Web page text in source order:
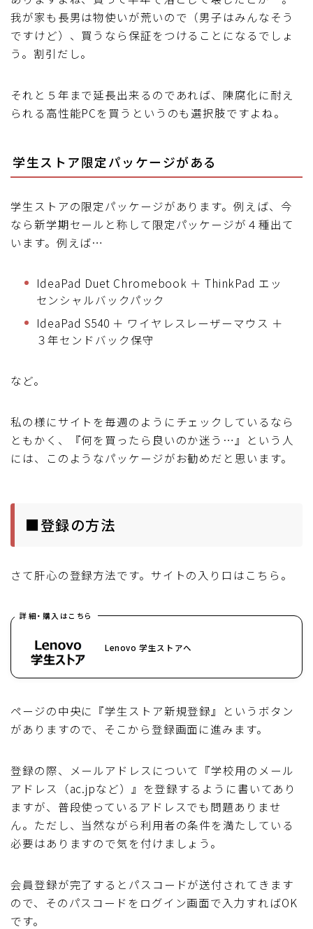
我が家も長男は物使いが荒いので（男子はみんなそう
ですけど）、買うなら保証をつけることになるでしょ
う。割引だし。
それと５年まで延長出来るのであれば、陳腐化に耐え
られる高性能PCを買うというのも選択肢ですよね。
学生ストア限定パッケージがある
学生ストアの限定パッケージがあります。例えば、今
なら新学期セールと称して限定パッケージが４種出て
います。例えば…
IdeaPad Duet Chromebook ＋ ThinkPad エッ
センシャルバックパック
IdeaPad S540 ＋ ワイヤレスレーザーマウス ＋
３年センドバック保守
など。
私の様にサイトを毎週のようにチェックしているなら
ともかく、『何を買ったら良いのか迷う…』という人
には、このようなパッケージがお勧めだと思います。
■登録の方法
さて肝心の登録方法です。サイトの入り口はこちら。
詳細・購入はこちら
Lenovo 学生ストアへ
ページの中央に『学生ストア新規登録』というボタン
がありますので、そこから登録画面に進みます。
登録の際、メールアドレスについて『学校用のメール
アドレス（ac.jpなど）』を登録するように書いてあり
ますが、普段使っているアドレスでも問題ありませ
ん。ただし、当然ながら利用者の条件を満たしている
必要はありますので気を付けましょう。
会員登録が完了するとパスコードが送付されてきます
ので、そのパスコードをログイン画面で入力すればOK
です。